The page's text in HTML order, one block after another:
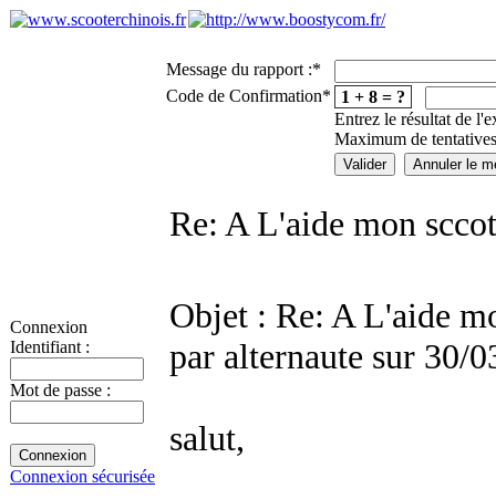
Connexion
Identifiant :
Mot de passe :
Connexion sécurisée
Message du rapport :*
Code de Confirmation*
1 + 8 = ?
Entrez le résultat de
Maximum de
Re: A L'aide mon
Objet : Re: A L'aide
par alternaute sur 30/
salut,